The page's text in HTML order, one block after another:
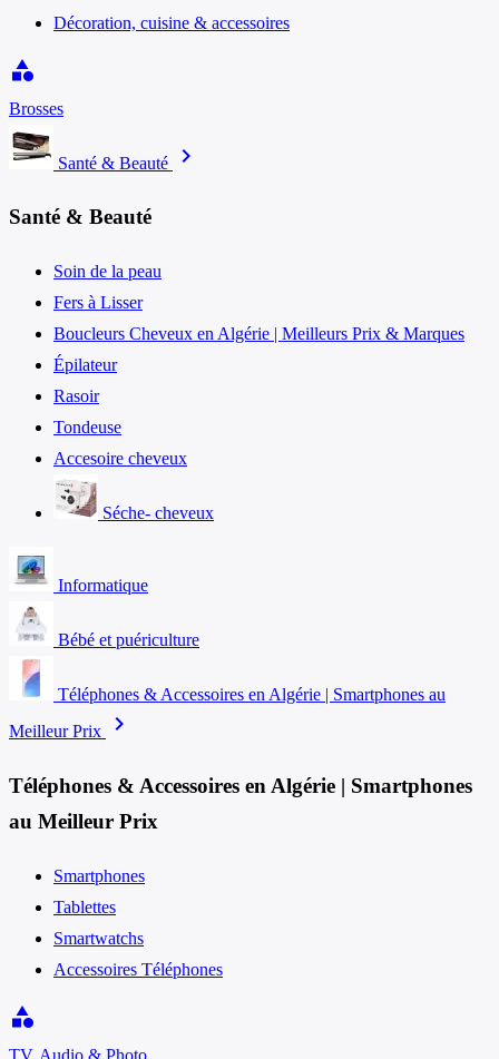
Décoration, cuisine & accessoires
category
Brosses
Santé & Beauté chevron_right
Santé & Beauté
Soin de la peau
Fers à Lisser
Boucleurs Cheveux en Algérie | Meilleurs Prix & Marques
Épilateur
Rasoir
Tondeuse
Accesoire cheveux
Séche- cheveux
Informatique
Bébé et puériculture
Téléphones & Accessoires en Algérie | Smartphones au
Meilleur Prix
chevron_right
Téléphones & Accessoires en Algérie | Smartphones
au Meilleur Prix
Smartphones
Tablettes
Smartwatchs
Accessoires Téléphones
category
TV, Audio & Photo